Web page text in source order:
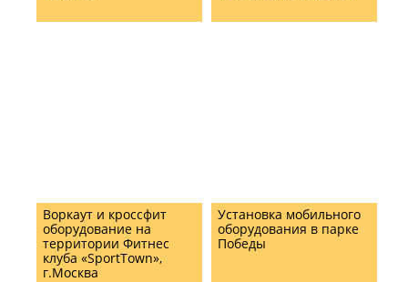
Воркаут и кроссфит
оборудование на
территории Фитнес
клуба «SportTown»,
г.Москва
Установка мобильного
оборудования в парке
Победы